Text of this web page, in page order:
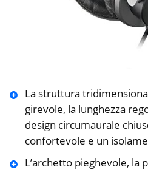
La struttura
girevole, la lunghezza
design circumaurale
confortevole e un
L’archetto pieghevole, la